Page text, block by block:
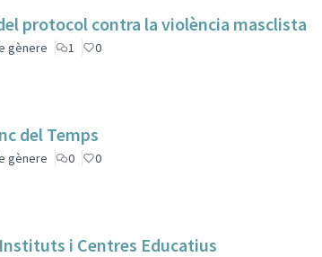
protocol contra la violència masclista
gènere 1 0
del Temps
gènere 0 0
i Centres Educatius